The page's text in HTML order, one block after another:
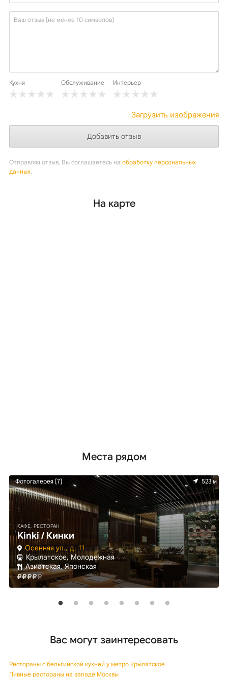
Кухня Обслуживание Интерьер
Загрузить изображения
Отправляя отзыв, Вы соглашаетесь на обработку персональных
данных.
На карте
Места рядом
Фотогалерея [7] 523 м
КАФЕ, РЕСТОРАН
Kinki / Кинки
Осенняя ул., д. 11
Крылатское, Молодежная
Азиатская, Японская
Вас могут заинтересовать
Рестораны с бельгийской кухней у метро Крылатское
Пивные рестораны на западе Москвы